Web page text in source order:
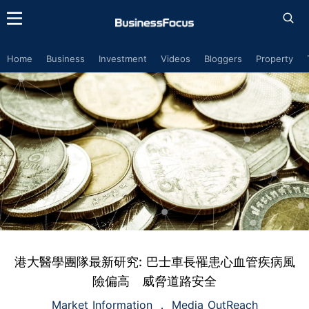
Home Business Investment Videos Bloggers Property
港大醫學團隊最新研究: 巴士車長罹患心血管疾病風
險偏高 威脅道路安全
Market Information Media OutReach